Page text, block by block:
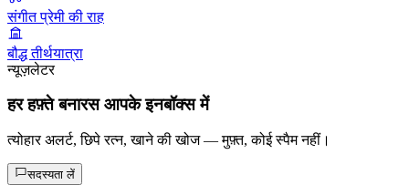
संगीत प्रेमी की राह
बौद्ध तीर्थयात्रा
न्यूज़लेटर
हर हफ़्ते बनारस आपके इनबॉक्स में
त्योहार अलर्ट, छिपे रत्न, खाने की खोज — मुफ़्त, कोई स्पैम नहीं।
सदस्यता लें